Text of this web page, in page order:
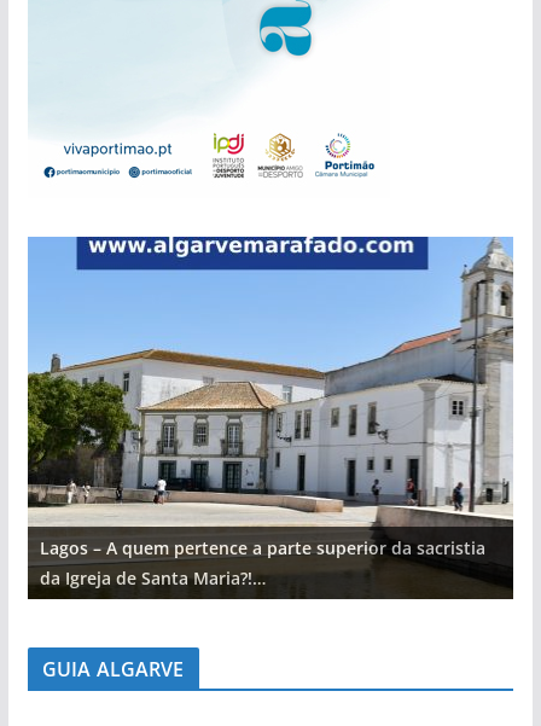
Lagos – A quem pertence a parte superior da sacristia
da Igreja de Santa Maria?!…
GUIA ALGARVE